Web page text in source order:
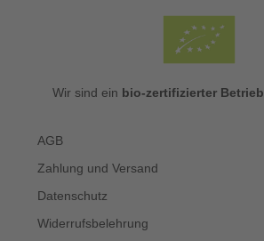
Wir sind ein bio-zertifizierter Betrieb
AGB
Zahlung und Versand
Datenschutz
Widerrufsbelehrung